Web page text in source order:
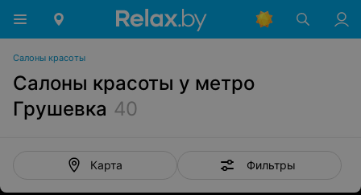
Салоны красоты
Салоны красоты у метро
Грушевка 40
Карта Фильтры